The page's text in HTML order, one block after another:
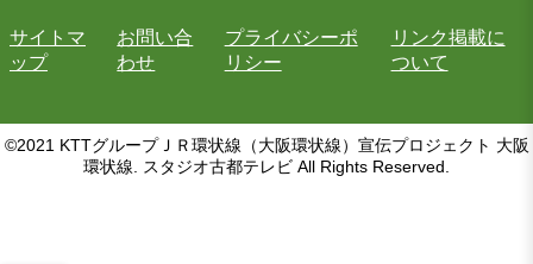
サイトマ
ップ
お問い合
わせ
プライバシーポ
リシー
リンク掲載に
ついて
©2021 KTTグループＪＲ環状線（大阪環状線）宣伝プロジェクト 大阪
環状線. スタジオ古都テレビ All Rights Reserved.